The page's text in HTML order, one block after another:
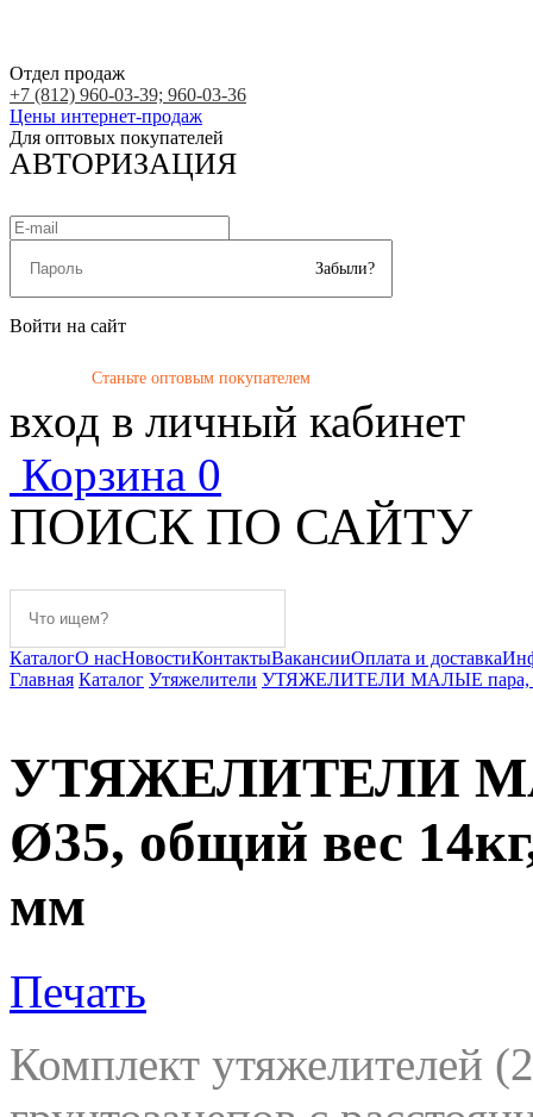
Отдел продаж
+7 (812) 960-03-39; 960-03-36
Цены интернет-продаж
Для оптовых покупателей
АВТОРИЗАЦИЯ
Забыли?
Войти на сайт
Станьте оптовым покупателем
вход в личный кабинет
Корзина 0
ПОИСК ПО САЙТУ
КаталогО насНовостиКонтактыВакансииОплата и доставка
Главная Каталог Утяжелители УТЯЖЕЛИТЕЛИ МАЛЫЕ пара, на
УТЯЖЕЛИТЕЛИ
Ø35, общий вес
мм
Печать
Комплект утяжелителей